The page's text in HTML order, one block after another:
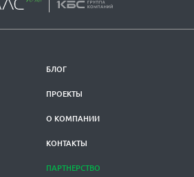
БЛОГ
ПРОЕКТЫ
О КОМПАНИИ
КОНТАКТЫ
ПАРТНЕРСТВО